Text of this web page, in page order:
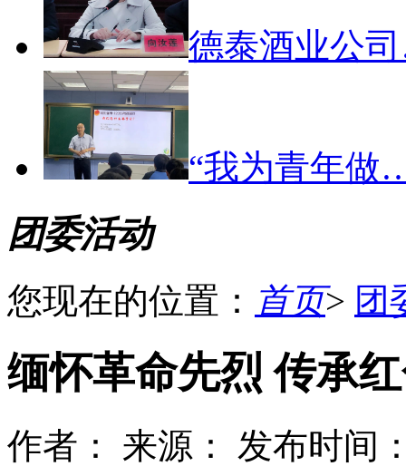
德泰酒业公
“我为青年做
团委活动
您现在的位置： 首页> 团
缅怀革命先烈 传承
作者： 来源：
发布时间